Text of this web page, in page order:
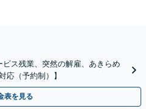
ビス残業、突然の解雇、あきらめ
応（予約制）】
表を見る